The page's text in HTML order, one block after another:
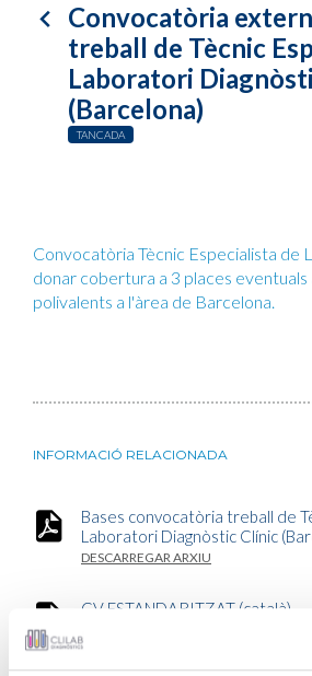
Convocatòria
treball de Tècnic
Laboratori
(Barcelona)
TANCADA
Convocatòria Tècnic Especialista de
donar cobertura a 3 places eventuals
polivalents a l'àrea de Barcelona.
INFORMACIÓ RELACIONADA
Bases convocatòria treball de
Laboratori Diagnòstic Clínic
DESCARREGAR ARXIU
CV ESTANDARITZAT (català)